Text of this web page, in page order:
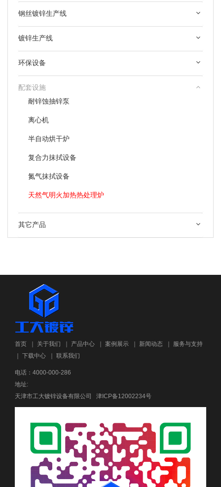
钢丝镀锌生产线
镀锌生产线
环保设备
配套设施
耐锌蚀抽锌泵
离心机
半自动烘干炉
复合力抹拭设备
氮气抹拭设备
天然气明火加热热处理炉
其它产品
首页 关于我们 产品中心 案例展示 新闻动态
服务与支持
下载中心 联系我们
电话：4000-000-286
地址:
天津市工大镀锌设备有限公司 津ICP备12002234号